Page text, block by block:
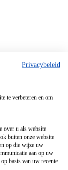
Privacybeleid
te verbeteren en om
over u als website
buiten onze website
op die wijze uw
aan op uw
basis van uw recente